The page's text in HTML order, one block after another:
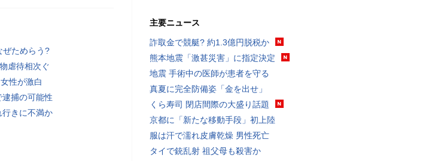
ぜためらう?
虐待相次ぐ
性が激白
逮捕の可能性
行きに不満か
主要ニュース
詐取金で競艇? 約1.3億円脱税か
熊本地震「激甚災害」に指定決定
地震 手術中の医師が患者を守る
真夏に完全防備姿「金を出せ」
くら寿司 閉店間際の大盛り話題
京都に「新たな移動手段」初上陸
服は汗で濡れ皮膚乾燥 男性死亡
タイで銃乱射 祖父母も殺害か